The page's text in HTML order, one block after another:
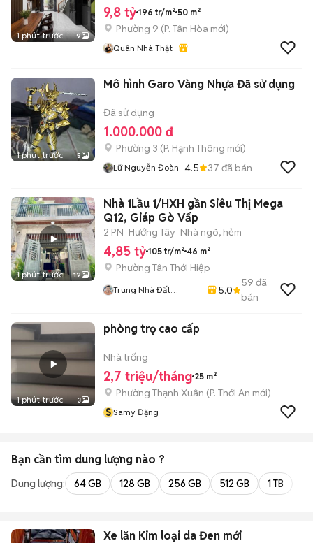
1 phút trước 9
9,8 tỷ 196 tr/m² 50 m²
Phường 9 (P. Tân Hòa mới)
Quân Nhà Thật
1 phút trước 5
Mô hình Garo Vàng Nhựa Đã sử dụng
Đã sử dụng
1.000.000 đ
Phường 3 (P. Hạnh Thông mới)
Lữ Nguyễn Đoàn 4.5 37 đã bán
1 phút trước 12
Nhà 1Lầu 1/HXH gần Siêu Thị Mega
Q12, Giáp Gò Vấp
2 PN Hướng Tây Nhà ngõ, hẻm
4,85 tỷ 105 tr/m² 46 m²
Phường Tân Thới Hiệp
Trung Nhà Đất
5.0
59 đã
bán
1 phút trước 3
phòng trọ cao cấp
Nhà trống
2,7 triệu/tháng 25 m²
Phường Thạnh Xuân (P. Thới An mới)
S Samy Đặng
Bạn cần tìm dung lượng nào ?
Dung lượng: 64 GB 128 GB 256 GB 512 GB 1 TB
Xe lăn Kim loại da Đen mới